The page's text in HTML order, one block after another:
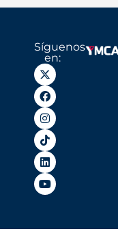
Síguenos
en: